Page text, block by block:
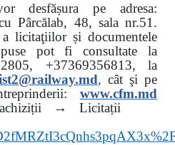
desfășura pe adresa:
Pârcălab, 48, sala nr.51.
licitaţiilor și documentele
pot fi consultate la
+37369356813, la
, cât şi pe
www.cfm.md
achiziții → Licitații